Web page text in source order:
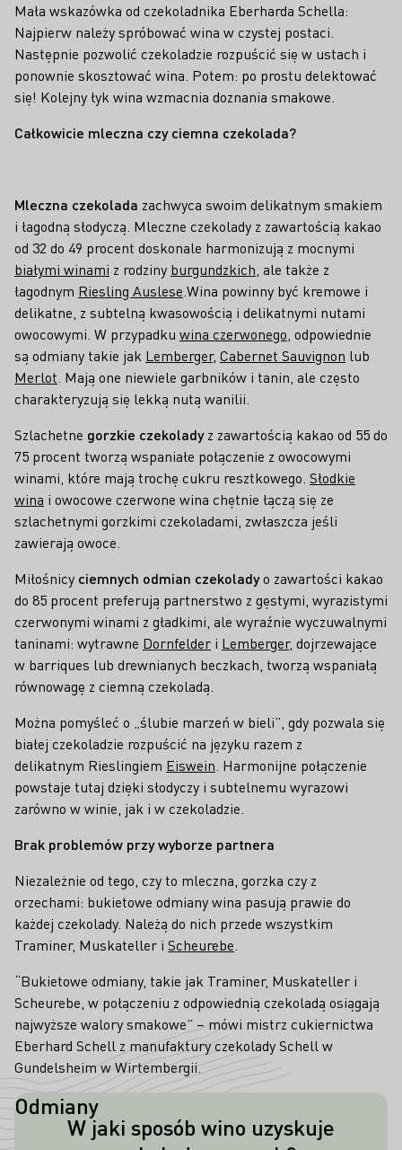
Mała wskazówka od czekoladnika Eberharda Schella:
Najpierw należy spróbować wina w czystej postaci.
Następnie pozwolić czekoladzie rozpuścić się w ustach i
ponownie skosztować wina. Potem: po prostu delektować
się! Kolejny łyk wina wzmacnia doznania smakowe.
Całkowicie mleczna czy ciemna czekolada?
Mleczna czekolada zachwyca swoim delikatnym smakiem
i łagodną słodyczą. Mleczne czekolady z zawartością kakao
od 32 do 49 procent doskonale harmonizują z mocnymi
białymi winami z rodziny burgundzkich , ale także z
łagodnym Riesling Auslese .Wina powinny być kremowe i
delikatne, z subtelną kwasowością i delikatnymi nutami
owocowymi. W przypadku wina czerwonego , odpowiednie
są odmiany takie jak Lemberger, Cabernet Sauvignon lub
Merlot . Mają one niewiele garbników i tanin, ale często
charakteryzują się lekką nutą wanilii.
Szlachetne gorzkie czekoladyz zawartością kakao od 55 do
75 procent tworzą wspaniałe połączenie z owocowymi
winami, które mają trochę cukru resztkowego. Słodkie
wina i owocowe czerwone wina chętnie łączą się ze
szlachetnymi gorzkimi czekoladami, zwłaszcza jeśli
zawierają owoce.
Miłośnicy ciemnych odmian czekoladyo zawartości kakao
do 85 procent preferują partnerstwo z gęstymi, wyrazistymi
czerwonymi winami z gładkimi, ale wyraźnie wyczuwalnymi
taninami: wytrawne Dornfelder i Lemberger, dojrzewające
w barriques lub drewnianych beczkach, tworzą wspaniałą
równowagę z ciemną czekoladą.
Można pomyśleć o „ślubie marzeń w bieli”, gdy pozwala się
białej czekoladzie rozpuścić na języku razem z
delikatnym Rieslingiem Eiswein . Harmonijne połączenie
powstaje tutaj dzięki słodyczy i subtelnemu wyrazowi
zarówno w winie, jak i w czekoladzie.
Brak problemów przy wyborze partnera
Niezależnie od tego, czy to mleczna, gorzka czy z
orzechami: bukietowe odmiany wina pasują prawie do
każdej czekolady. Należą do nich przede wszystkim
Traminer, Muskateller i Scheurebe
“Bukietowe odmiany, takie jak Traminer, Muskateller i
Scheurebe, w połączeniu z odpowiednią czekoladą osiągają
najwyższe walory smakowe” – mówi mistrz cukiernictwa
Eberhard Schell z manufaktury czekolady Schell w
Gundelsheim w Wirtembergii.
W jaki sposób wino uzyskuje
Aromaty czekolady powstają - podobnie
Odmiany